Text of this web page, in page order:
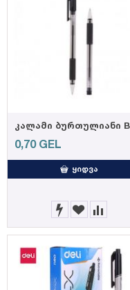
0,70 GEL
ᲧᲘᲓᲕᲐ